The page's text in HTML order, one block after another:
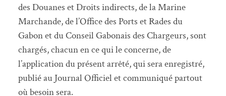
des Douanes et Droits indirects, de la Marine
Marchande, de l’Office des Ports et Rades du
Gabon et du Conseil Gabonais des Chargeurs, sont
chargés, chacun en ce qui le concerne, de
l’application du présent arrêté, qui sera enregistré,
publié au Journal Officiel et communiqué partout
où besoin sera.